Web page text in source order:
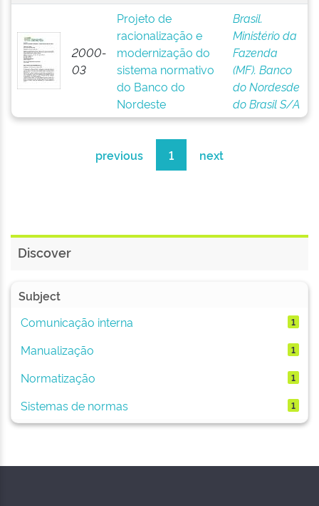
2000-
03
Projeto de
racionalização e
modernização do
sistema normativo
do Banco do
Nordeste
Brasil.
Ministério da
Fazenda
(MF). Banco
do Nordesde
do Brasil S/A
previous 1 next
Discover
Subject
Comunicação interna
1
Manualização 1
Normatização 1
Sistemas de normas 1